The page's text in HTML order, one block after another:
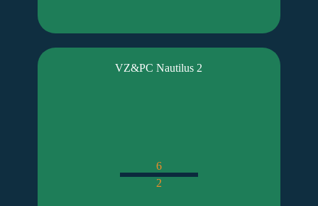
VZ&PC Nautilus 2
6
2